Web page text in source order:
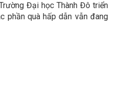
Đại học Thành Đô triển
phần quà hấp dẫn vẫn đang